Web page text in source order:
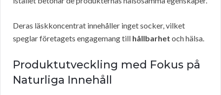
Deras läskkoncentrat innehåller inget socker, vilket
speglar företagets engagemang till hållbarhet och hälsa.
Produktutveckling med Fokus på
Naturliga Innehåll